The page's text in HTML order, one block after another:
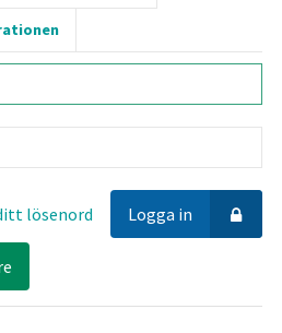
Logga in
lösenord